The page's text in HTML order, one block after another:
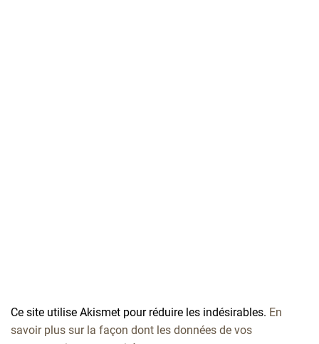
Ce site utilise Akismet pour réduire les indésirables. En
savoir plus sur la façon dont les données de vos